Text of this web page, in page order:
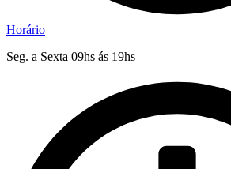
Horário
Seg. a Sexta 09hs ás 19hs